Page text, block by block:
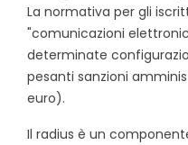
La normativa per gli
"comunicazioni
determinate
pesanti sanzioni
euro).
Il radius è un